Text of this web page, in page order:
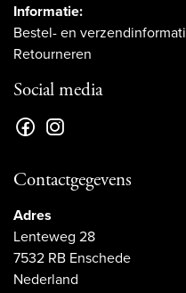
Informatie:
Bestel- en
Retourneren
Social media
Contactgegevens
Adres
Lenteweg 28
7532 RB Enschede
Nederland